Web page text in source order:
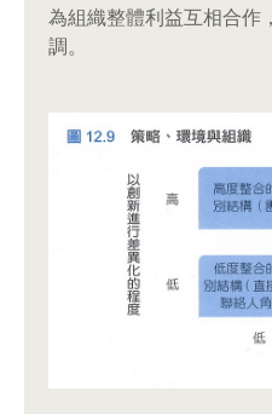
為組織整體利益互相合作
調。